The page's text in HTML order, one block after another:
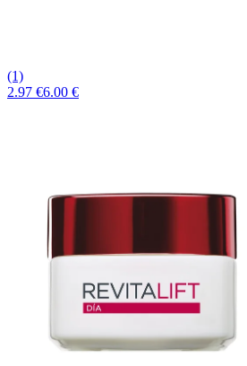
(1)
2.97 €6.00 €